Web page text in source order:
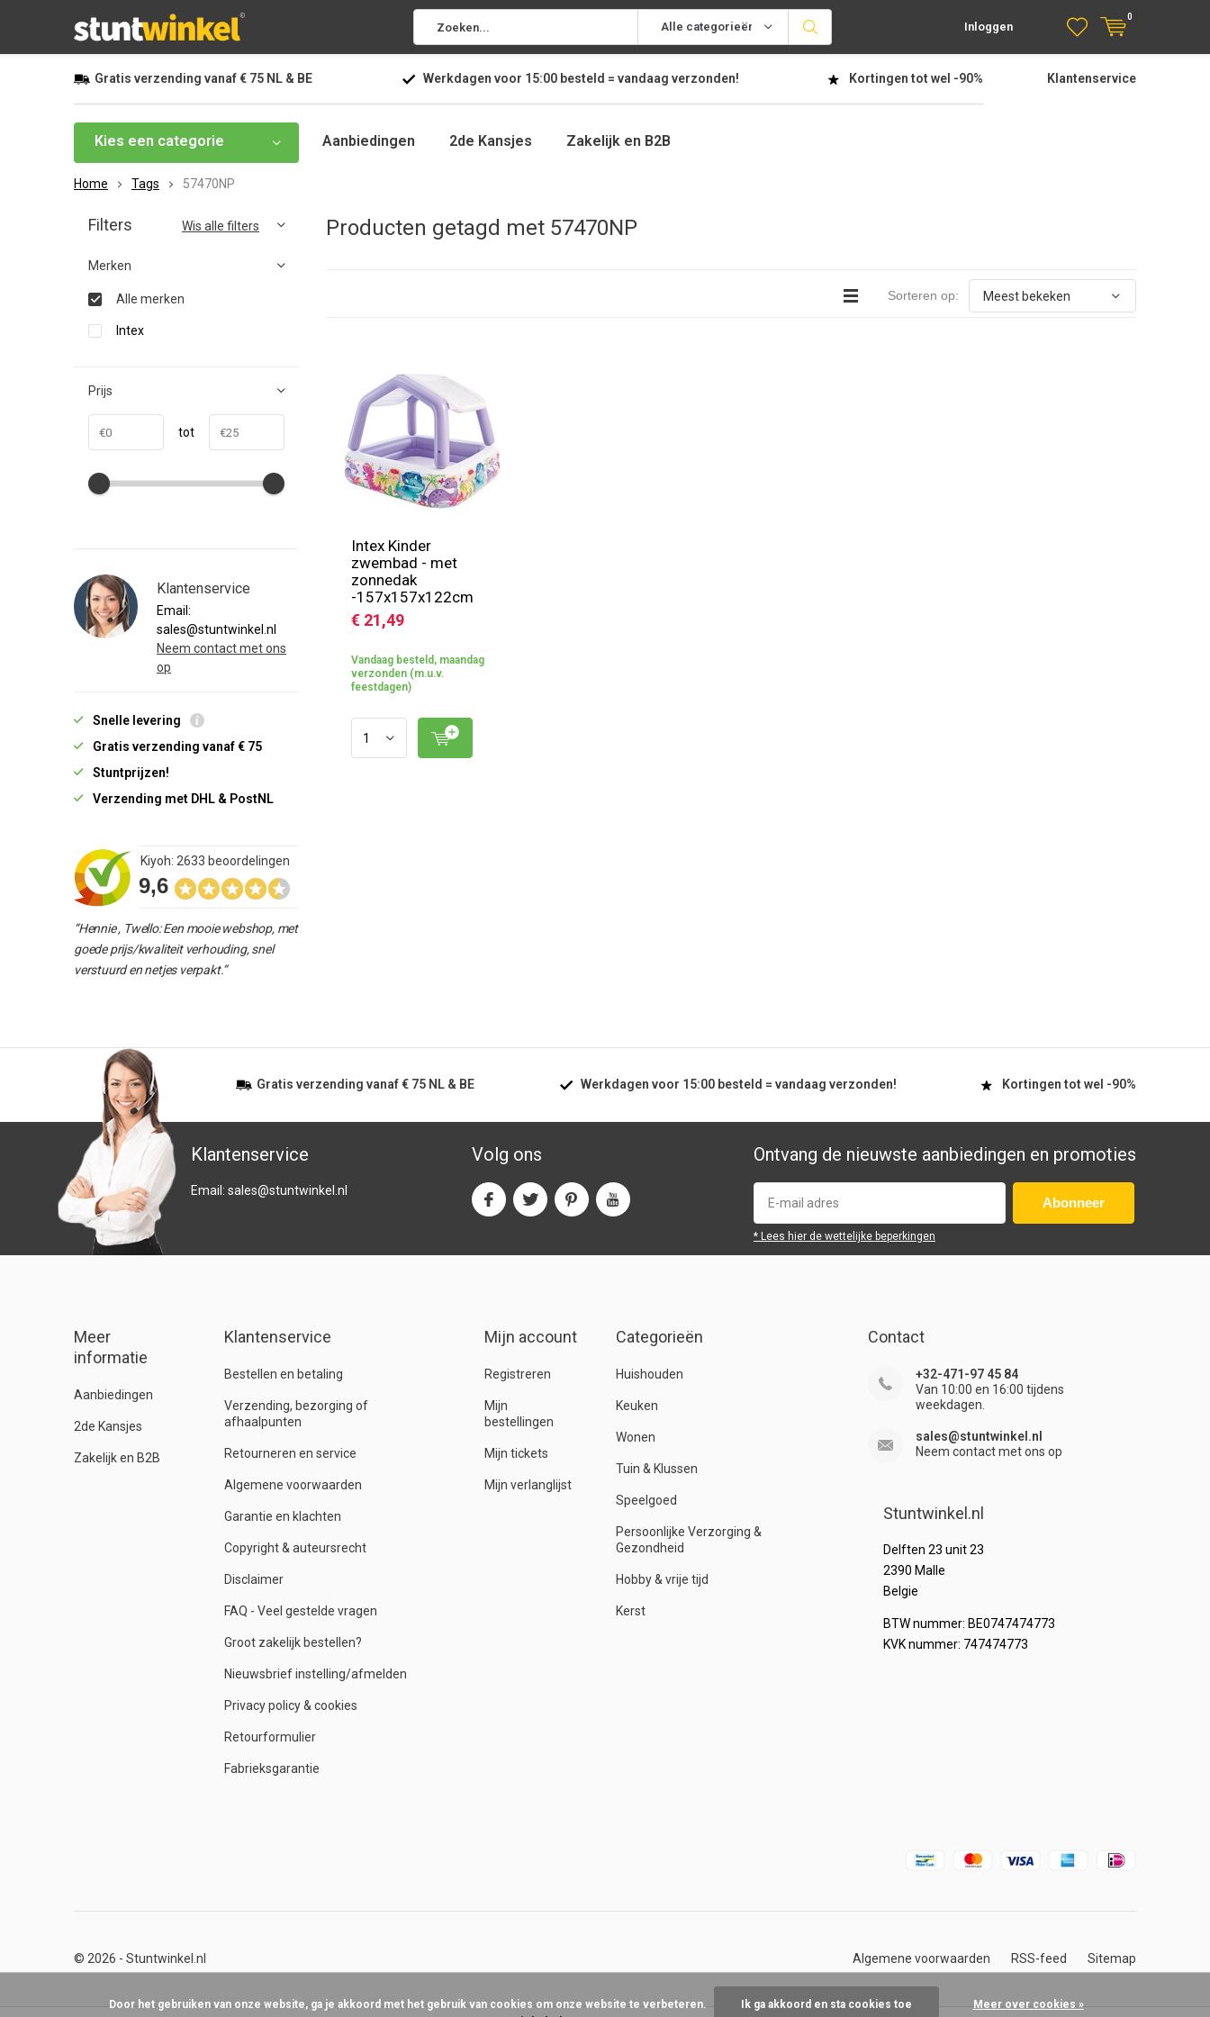
Alle categorieën Inloggen
0
Gratis verzending vanaf€ 75 NL & BE Werkdagen voor 15:00besteld = vandaag verzonden! Kortingen tot wel -90% Klantenservice
Kies een categorie Aanbiedingen 2de Kansjes Zakelijk en B2B
Home Tags 57470NP
Producten getagd met 57470NP
Sorteren op:
Intex Kinder
zwembad - met
zonnedak
-157x157x122cm
€ 21,49
Vandaag besteld, maandag
verzonden (m.u.v.
feestdagen)
Filters Wis alle filters
Merken
Alle merken
Intex
Prijs
tot
Klantenservice
Email:
sales@stuntwinkel.nl
Neem contact met ons
op
Snelle levering
Gratis verzending vanaf € 75
Stuntprijzen!
Verzending met DHL & PostNL
9,6
Kiyoh: 2633 beoordelingen
“Hennie , Twello: Een mooie webshop, met
goede prijs/kwaliteit verhouding, snel
verstuurd en netjes verpakt.”
Gratis verzending vanaf€ 75 NL & BE Werkdagen voor 15:00besteld = vandaag verzonden! Kortingen tot wel -90%
Klantenservice
Email: sales@stuntwinkel.nl
Volg ons Ontvang de nieuwste aanbiedingen en promoties
Abonneer
* Lees hier de wettelijke beperkingen
Meer
informatie
Aanbiedingen
2de Kansjes
Zakelijk en B2B
Klantenservice
Bestellen en betaling
Verzending, bezorging of
afhaalpunten
Retourneren en service
Algemene voorwaarden
Garantie en klachten
Copyright & auteursrecht
Disclaimer
FAQ - Veel gestelde vragen
Groot zakelijk bestellen?
Nieuwsbrief instelling/afmelden
Privacy policy & cookies
Retourformulier
Fabrieksgarantie
Mijn account
Registreren
Mijn
bestellingen
Mijn tickets
Mijn verlanglijst
Categorieën
Huishouden
Keuken
Wonen
Tuin & Klussen
Speelgoed
Persoonlijke Verzorging &
Gezondheid
Hobby & vrije tijd
Kerst
Contact
+32-471-97 45 84
Van 10:00 en 16:00 tijdens
weekdagen.
sales@stuntwinkel.nl
Neem contact met ons op
Stuntwinkel.nl
Delften 23 unit 23
2390 Malle
Belgie
BTW nummer: BE0747474773
KVK nummer: 747474773
© 2026 - Stuntwinkel.nl Algemene voorwaarden RSS-feed Sitemap
Door het gebruiken van onze website, ga je akkoord met het gebruik van cookies om onze website te verbeteren. Ik ga akkoord en sta cookies toe Meer over cookies »